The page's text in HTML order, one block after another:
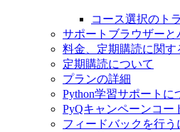
コース選択のト
サポートブラウザーと
料金、定期購読に関す
定期購読について
プランの詳細
Python学習サポートに
PyQキャンペーンコー
フィードバックを行う